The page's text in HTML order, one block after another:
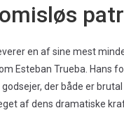
en af sine mest
Esteban Trueba. Hans
der både er brutal
af dens dramatiske